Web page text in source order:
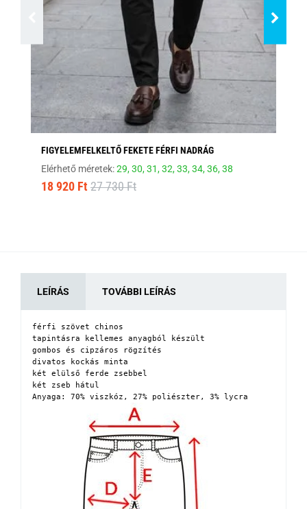
FIGYELEMFELKELTŐ FEKETE FÉRFI NADRÁG
Elérhető méretek:29,30,31,32,33,34,36,38
18 920 Ft 27 730 Ft
LEÍRÁS TOVÁBBI LEÍRÁS
férfi szövet chinos
tapintásra kellemes anyagból készült
gombos és cipzáros rögzítés
divatos kockás minta
két elülső ferde zsebbel
két zseb hátul
Anyaga: 70% viszkóz, 27% poliészter, 3% lycra